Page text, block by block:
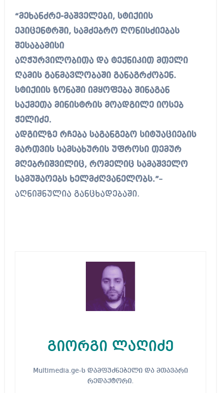
“მეხანძრე-მაშველები, სტიქიის
ეპიცენტრში, სამძებრო ღონისძიებას
შესაბამისი
აღჭურვილობითა და ტექნიკით მთელი
ღამის განმავლობაში განაგრძობენ.
სტიქიის ზონაში იმყოფება შინაგან
საქმეთა მინისტრის მოადგილე იოსებ
ჭელიძე.
ადგილზე რჩება საგანგებო სიტუაციების
მართვის სამსახურის უფროსი თემურ
მღებრიშვილიც, რომელიც სამაშველო
სამუშაოებს ხელმძღვანელობს.”–
აღნიშნულია განცხადებაში.
გიორგი ლაღიძე
Multimedia.ge-ს დამფუძნებელი და მთავარი
რედაქტორი.